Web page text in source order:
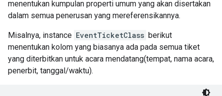
menentukan kumpulan properti umum yang akan disertakan
dalam semua penerusan yang mereferensikannya.
Misalnya, instance EventTicketClass berikut
menentukan kolom yang biasanya ada pada semua tiket
yang diterbitkan untuk acara mendatang(tempat, nama acara,
penerbit, tanggal/waktu).